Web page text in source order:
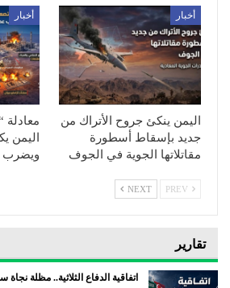
أخبار
اليمن ينكئ جروح الأتراك من
جديد بإسقاط أسطورة
مقاتلاتها الجوية في الجوف
أخبار
معادلة
اليمن
ويضرب
NEXT
تقارير
اتفاقية الدفاع الثلاثية.. مظلة